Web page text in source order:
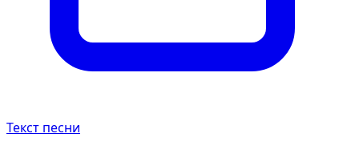
Текст песни